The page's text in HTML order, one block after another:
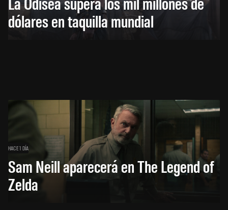
dólares en taquilla mundial
HACE 1 DÍA
Sam Neill aparecerá en The Legend of
Zelda